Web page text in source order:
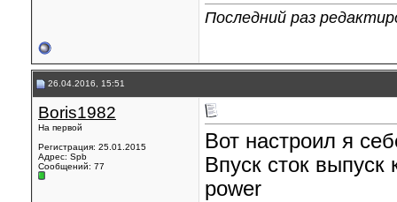
Последний раз
26.04.2016, 15:51
Boris1982
На первой
Регистрация: 25.01.2015
Адрес: Spb
Сообщений: 77
Вот настроил я
Впуск сток
power